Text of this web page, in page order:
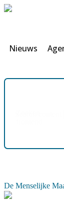
Nieuws
De Menselijke